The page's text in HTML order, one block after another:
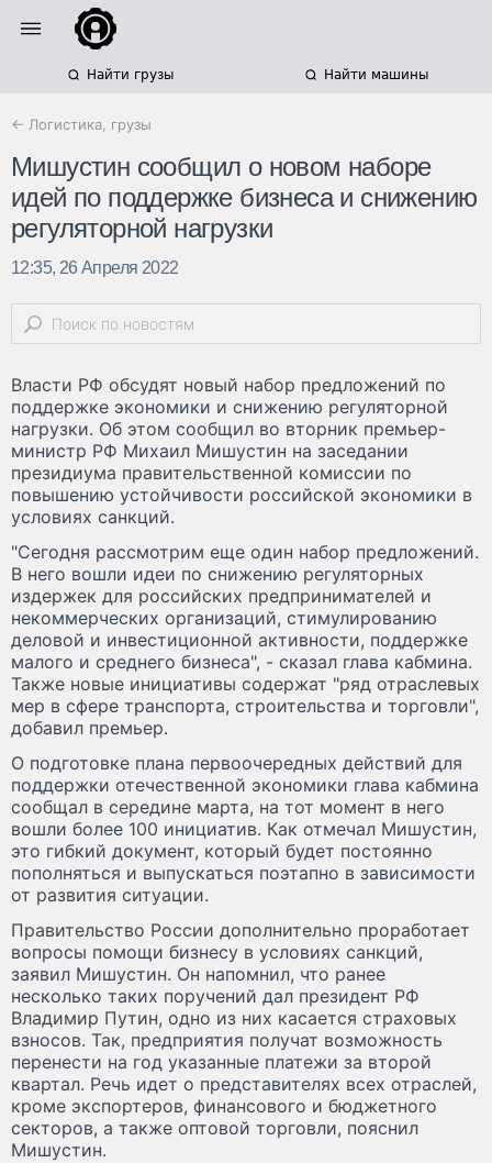
Найти грузы Найти машины
← Логистика, грузы
Мишустин сообщил о новом наборе
идей по поддержке бизнеса и снижению
регуляторной нагрузки
12:35, 26 Апреля 2022
Власти РФ обсудят новый набор предложений по
поддержке экономики и снижению регуляторной
нагрузки. Об этом сообщил во вторник премьер-
министр РФ Михаил Мишустин на заседании
президиума правительственной комиссии по
повышению устойчивости российской экономики в
условиях санкций.
"Сегодня рассмотрим еще один набор предложений.
В него вошли идеи по снижению регуляторных
издержек для российских предпринимателей и
некоммерческих организаций, стимулированию
деловой и инвестиционной активности, поддержке
малого и среднего бизнеса", - сказал глава кабмина.
Также новые инициативы содержат "ряд отраслевых
мер в сфере транспорта, строительства и торговли",
добавил премьер.
О подготовке плана первоочередных действий для
поддержки отечественной экономики глава кабмина
сообщал в середине марта, на тот момент в него
вошли более 100 инициатив. Как отмечал Мишустин,
это гибкий документ, который будет постоянно
пополняться и выпускаться поэтапно в зависимости
от развития ситуации.
Правительство России дополнительно проработает
вопросы помощи бизнесу в условиях санкций,
заявил Мишустин. Он напомнил, что ранее
несколько таких поручений дал президент РФ
Владимир Путин, одно из них касается страховых
взносов. Так, предприятия получат возможность
перенести на год указанные платежи за второй
квартал. Речь идет о представителях всех отраслей,
кроме экспортеров, финансового и бюджетного
секторов, а также оптовой торговли, пояснил
Мишустин.